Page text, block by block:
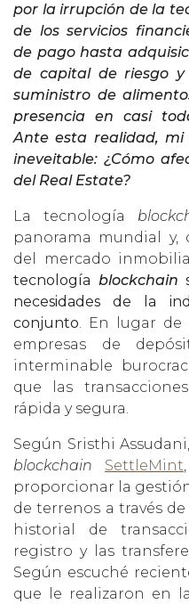
por la irrupción de la
de los servicios
de pago hasta
de capital de riesgo
suministro de
presencia en casi
Ante esta realidad, mi
ineveitable: ¿Cómo
del Real Estate?
La tecnología
panorama mundial y,
del mercado
tecnología blockchain
necesidades de la
conjunto. En lugar de
empresas de
interminable
que las
rápida y segura.
Según Sristhi
blockchain SettleMint
proporcionar la
de terrenos a través
historial de
registro y las
Según escuché
que le realizaron en